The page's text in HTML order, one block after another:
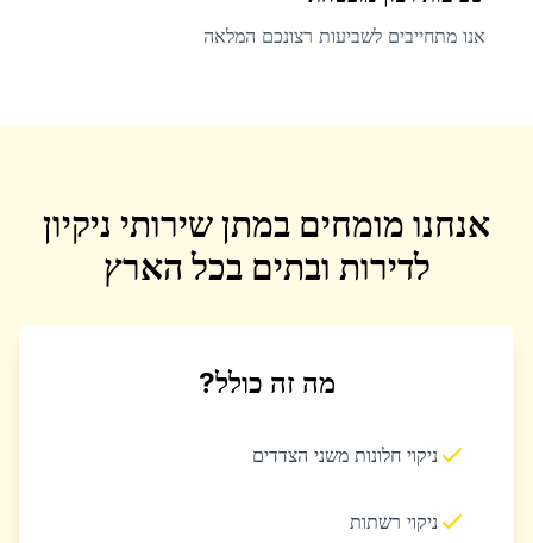
אנו מתחייבים לשביעות רצונכם המלאה
אנחנו מומחים במתן שירותי ניקיון
לדירות ובתים בכל הארץ
מה זה כולל?
ניקוי חלונות משני הצדדים
ניקוי רשתות